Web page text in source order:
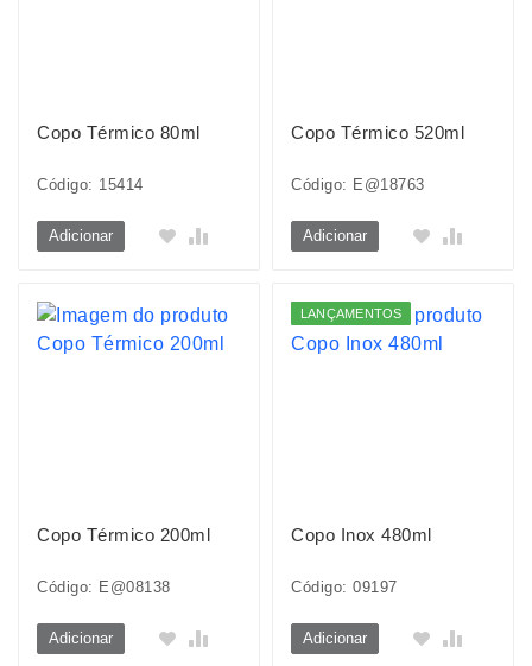
Copo Térmico 80ml
Código: 15414
Adicionar
Copo Térmico 520ml
Código: E@18763
Adicionar
Copo Térmico 200ml
Código: E@08138
Adicionar
LANÇAMENTOS
Copo Inox 480ml
Código: 09197
Adicionar